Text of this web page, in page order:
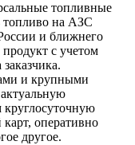
топливные
топливо на АЗС
и ближнего
с учетом
и крупными
оперативно
другое.